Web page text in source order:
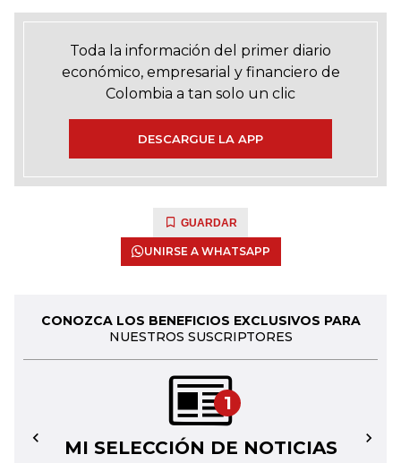
Toda la información del primer diario
económico, empresarial y financiero de
Colombia a tan solo un clic
DESCARGUE LA APP
GUARDAR
UNIRSE A WHATSAPP
CONOZCA LOS BENEFICIOS EXCLUSIVOS PARA
NUESTROS SUSCRIPTORES
1
MI SELECCIÓN DE NOTICIAS
← →